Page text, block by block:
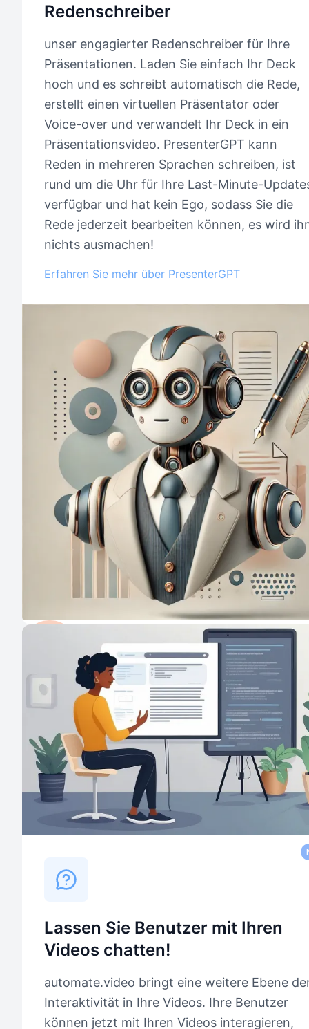
Redenschreiber
unser engagierter Redenschreiber für Ihre
Präsentationen. Laden Sie einfach Ihr Deck
hoch und es schreibt automatisch die Rede,
erstellt einen virtuellen Präsentator oder
Voice-over und verwandelt Ihr Deck in ein
Präsentationsvideo. PresenterGPT kann
Reden in mehreren Sprachen schreiben, ist
rund um die Uhr für Ihre Last-Minute-
verfügbar und hat kein Ego, sodass Sie die
Rede jederzeit bearbeiten können, es wird
nichts ausmachen!
Erfahren Sie mehr über PresenterGPT
Lassen Sie Benutzer mit Ihren
Videos chatten!
automate.video bringt eine weitere Ebene
Interaktivität in Ihre Videos. Ihre Benutzer
können jetzt mit Ihren Videos interagieren,